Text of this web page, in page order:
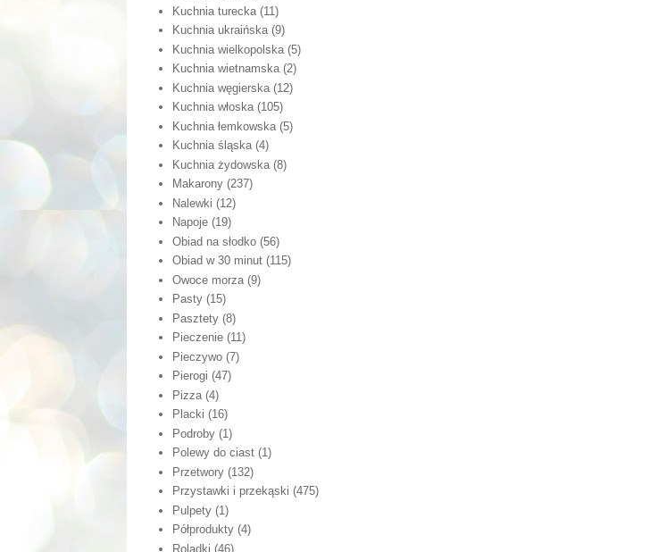
Kuchnia turecka (11)
Kuchnia ukraińska (9)
Kuchnia wielkopolska (5)
Kuchnia wietnamska (2)
Kuchnia węgierska (12)
Kuchnia włoska (105)
Kuchnia łemkowska (5)
Kuchnia śląska (4)
Kuchnia żydowska (8)
Makarony (237)
Nalewki (12)
Napoje (19)
Obiad na słodko (56)
Obiad w 30 minut (115)
Owoce morza (9)
Pasty (15)
Pasztety (8)
Pieczenie (11)
Pieczywo (7)
Pierogi (47)
Pizza (4)
Placki (16)
Podroby (1)
Polewy do ciast (1)
Przetwory (132)
Przystawki i przekąski (475)
Pulpety (1)
Półprodukty (4)
Roladki (46)